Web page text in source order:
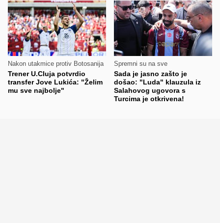
Nakon utakmice protiv Botosanija
Trener U.Cluja potvrdio
transfer Jove Lukića: "Želim
mu sve najbolje"
Spremni su na sve
Sada je jasno zašto je
došao: "Luda" klauzula iz
Salahovog ugovora s
Turcima je otkrivena!